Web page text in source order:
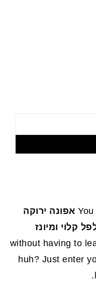
אפונה ירוקה
חסה, פלפל קלוי ומיונז
without having to
huh? Just enter